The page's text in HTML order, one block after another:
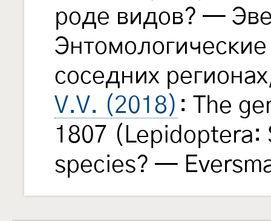
роде видов? —
соседних
V.V. (2018) : The
1807 (Lepidoptera:
species? —